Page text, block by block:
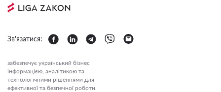
Зв'язатися:
забезпечує український бізнес
інформацією, аналітикою та
технологічними рішеннями для
ефективної та безпечної роботи.